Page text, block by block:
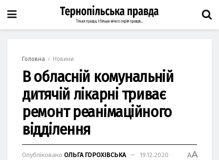
Головна Новини
В обласній комунальній
дитячій лікарні триває
ремонт реанімаційного
відділення
Опубліковано ОЛЬГА ГОРОХІВСЬКА 19.12.2020 AA